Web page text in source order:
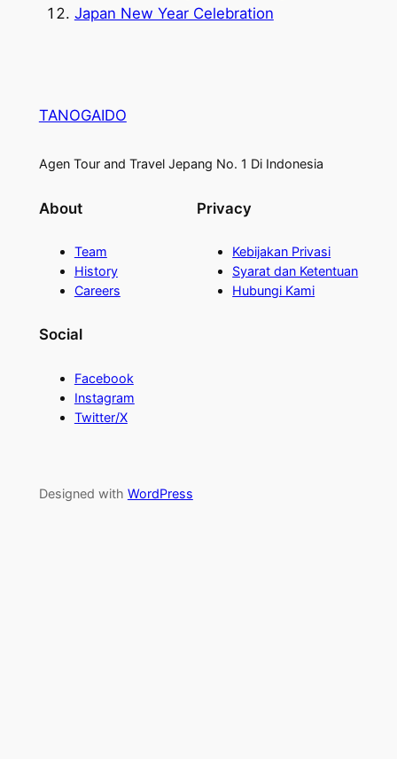
Japan New Year Celebration
TANOGAIDO
Agen Tour and Travel Jepang No. 1 Di Indonesia
About
Team
History
Careers
Privacy
Kebijakan Privasi
Syarat dan Ketentuan
Hubungi Kami
Social
Facebook
Instagram
Twitter/X
Designed with WordPress